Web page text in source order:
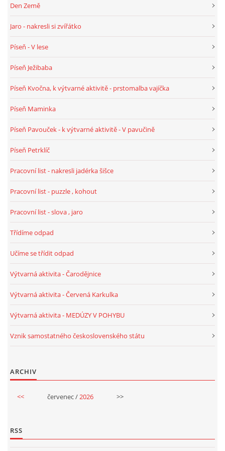
BÁSNĚ K TÉMATU PODZIM
PÍSNĚ K TÉMATU ZIMA
POHYBOVÉ AKTIVITY NA TÉMA ZIMA
TÝDENNÍ PLÁNY
MONTESSORI AKTIVITA
Den Země
Jaro - nakresli si zvířátko
Píseň - V lese
Píseň Ježibaba
Píseň Kvočna, k výtvarné aktivitě - prstomalba vajíčka
Píseň Maminka
Píseň Pavouček - k výtvarné aktivitě - V pavučině
Píseň Petrklíč
Pracovní list - nakresli jadérka šišce
Pracovní list - puzzle , kohout
Pracovní list - slova , jaro
Třídíme odpad
Učíme se třídit odpad
Výtvarná aktivita - Čarodějnice
Výtvarná aktivita - Červená Karkulka
Výtvarná aktivita - MEDÚZY V POHYBU
Vznik samostatného československého státu
ARCHIV
<< červenec /2026 >>
RSS